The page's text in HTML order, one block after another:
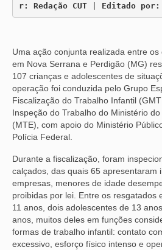
r: Redação CUT | Editado
Uma ação conjunta realizada entre
em Nova Serrana e Perdigão (MG)
107 crianças e adolescentes de
operação foi conduzida pelo Grupo
Fiscalização do Trabalho Infantil
Inspeção do Trabalho do Ministério
(MTE), com apoio do Ministério
Polícia Federal.
Durante a fiscalização, foram
calçados, das quais 65 apresentaram
empresas, menores de idade
proibidas por lei. Entre os resgatados
11 anos, dois adolescentes de 13
anos, muitos deles em funções
formas de trabalho infantil: contato
excessivo, esforço físico intenso e